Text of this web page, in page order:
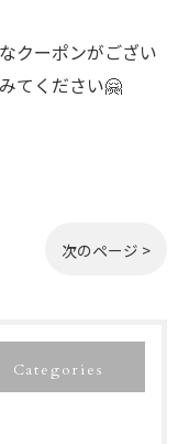
クーポンがござい
てください🤗
次のページ >
Categories